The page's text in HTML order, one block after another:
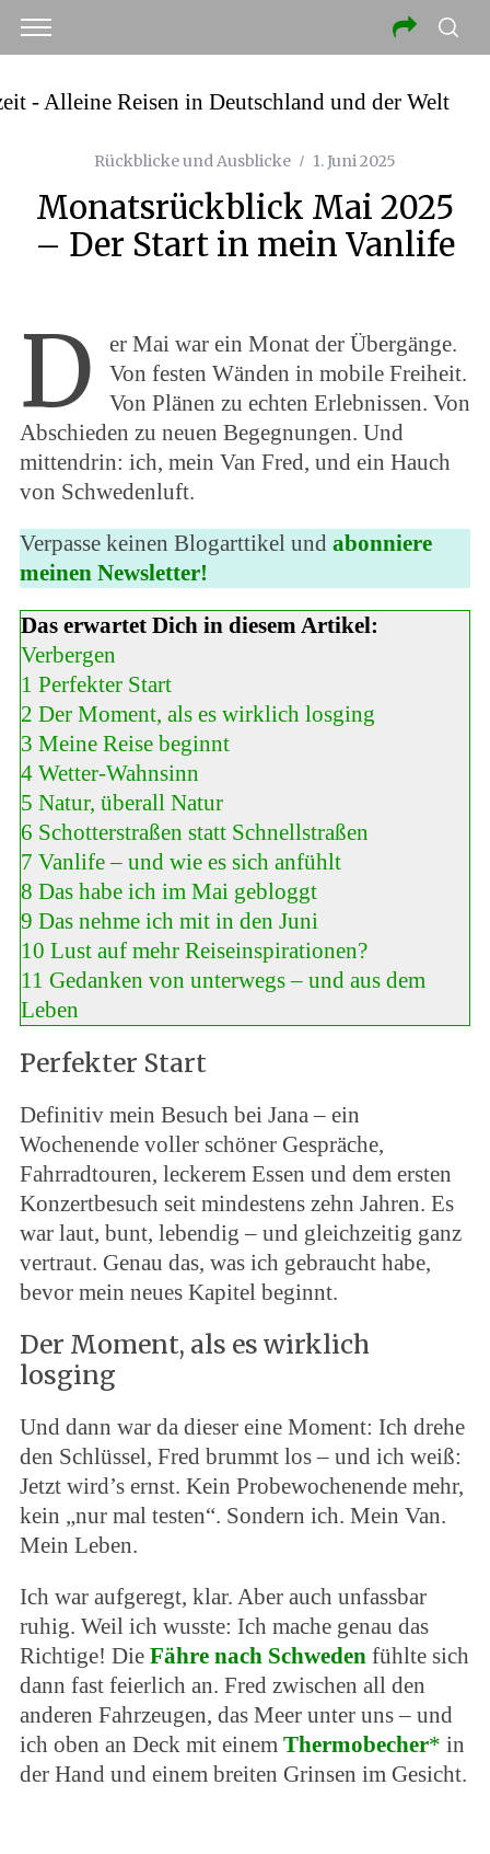
Rückblicke und Ausblicke 1. Juni 2025
Monatsrückblick Mai 2025
– Der Start in mein Vanlife
D
er Mai war ein Monat der Übergänge.
Von festen Wänden in mobile Freiheit.
Von Plänen zu echten Erlebnissen. Von
Abschieden zu neuen Begegnungen. Und
mittendrin: ich, mein Van Fred, und ein Hauch
von Schwedenluft.
Verpasse keinen Blogarttikel und abonniere
meinen Newsletter!
Das erwartet Dich in diesem Artikel:
Verbergen
1 Perfekter Start
2 Der Moment, als es wirklich losging
3 Meine Reise beginnt
4 Wetter-Wahnsinn
5 Natur, überall Natur
6 Schotterstraßen statt Schnellstraßen
7 Vanlife – und wie es sich anfühlt
8 Das habe ich im Mai gebloggt
9 Das nehme ich mit in den Juni
10 Lust auf mehr Reiseinspirationen?
11 Gedanken von unterwegs – und aus dem
Leben
Perfekter Start
Definitiv mein Besuch bei Jana – ein
Wochenende voller schöner Gespräche,
Fahrradtouren, leckerem Essen und dem ersten
Konzertbesuch seit mindestens zehn Jahren. Es
war laut, bunt, lebendig – und gleichzeitig ganz
vertraut. Genau das, was ich gebraucht habe,
bevor mein neues Kapitel beginnt.
Der Moment, als es wirklich
losging
Und dann war da dieser eine Moment: Ich drehe
den Schlüssel, Fred brummt los – und ich weiß:
Jetzt wird’s ernst. Kein Probewochenende mehr,
kein „nur mal testen“. Sondern ich. Mein Van.
Mein Leben.
Ich war aufgeregt, klar. Aber auch unfassbar
ruhig. Weil ich wusste: Ich mache genau das
Richtige! Die Fähre nach Schwedenfühlte sich
dann fast feierlich an. Fred zwischen all den
anderen Fahrzeugen, das Meer unter uns – und
ich oben an Deck mit einem Thermobecher* in
der Hand und einem breiten Grinsen im Gesicht.